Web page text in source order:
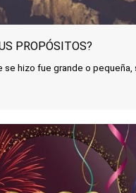
PROPÓSITOS?
se hizo fue grande o pequeña,